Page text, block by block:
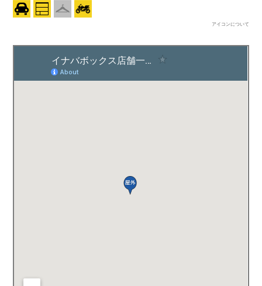
アイコンについて